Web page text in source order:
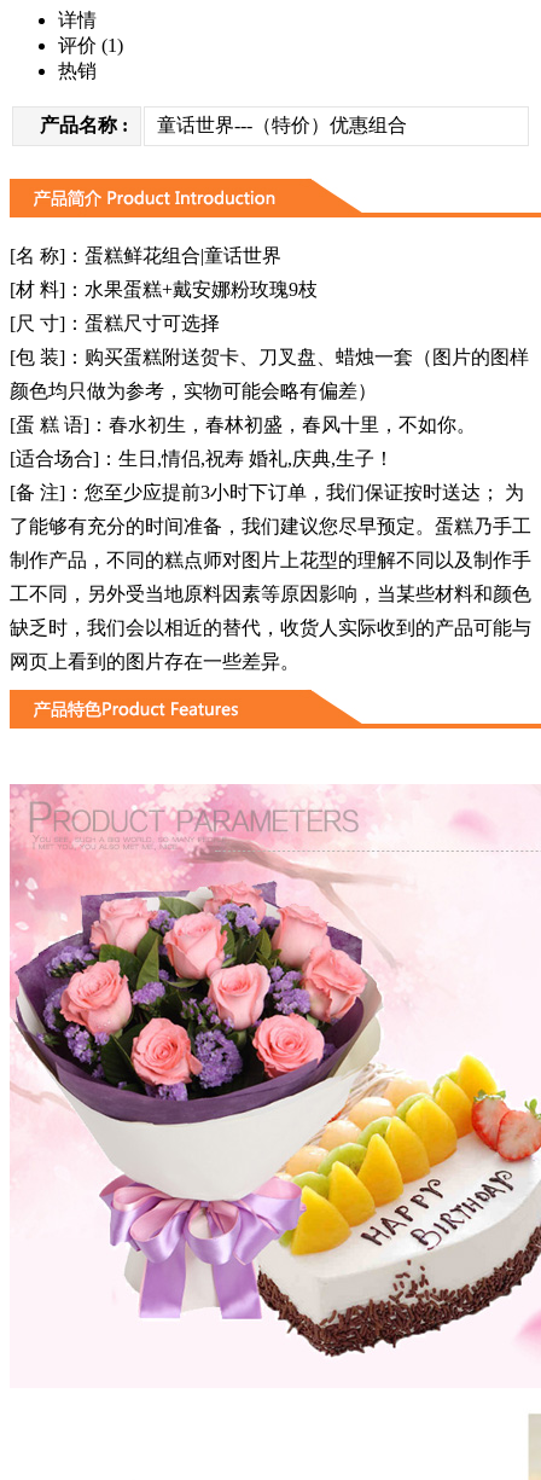
详情
评价 (1)
热销
产品名称 : 童话世界---（特价）优惠组合
[名 称]：蛋糕鲜花组合|童话世界
[材 料]：水果蛋糕+戴安娜粉玫瑰9枝
[尺 寸]：蛋糕尺寸可选择
[包 装]：购买蛋糕附送贺卡、刀叉盘、蜡烛一套（图片的图样
颜色均只做为参考，实物可能会略有偏差）
[蛋 糕 语]： 春水初生，春林初盛，春风十里，不如你。
[适合场合]：生日,情侣,祝寿 婚礼,庆典,生子！
[备 注]：您至少应提前3小时下订单，我们保证按时送达； 为
了能够有充分的时间准备，我们建议您尽早预定。蛋糕乃手工
制作产品，不同的糕点师对图片上花型的理解不同以及制作手
工不同，另外受当地原料因素等原因影响，当某些材料和颜色
缺乏时，我们会以相近的替代，收货人实际收到的产品可能与
网页上看到的图片存在一些差异。